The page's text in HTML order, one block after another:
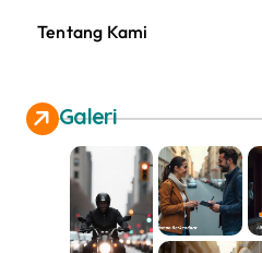
Tentang Kami
Galeri